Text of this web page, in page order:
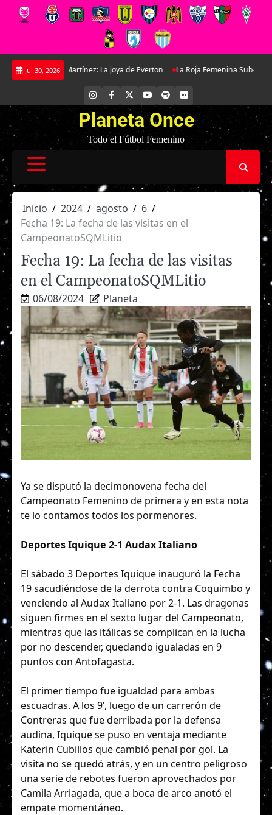
Saltar
Jul 30, 2026
La joya de Everton La Roja Femenina Sub-17 enfrentará a
INSTAGRAM
FACEBOOK YOUTUBE
SPOTIFYFLICKR
Planeta Once
Todo el Fútbol Femenino
Inicio 2024 agosto
6
Fecha 19: La fecha de las visitas en el
CampeonatoSQMLitio
Fecha 19: La fecha de las visitas
en el CampeonatoSQMLitio
06/08/2024 Planeta
Ya se disputó la decimonovena fecha del
Campeonato Femenino de primera y en esta nota
te lo contamos todos los pormenores.
Deportes Iquique 2-1 Audax Italiano
El sábado 3 Deportes Iquique inauguró la Fecha
19 sacudiéndose de la derrota contra Coquimbo y
venciendo al Audax Italiano por 2-1. Las dragonas
siguen firmes en el sexto lugar del Campeonato,
mientras que las itálicas se complican en la lucha
por no descender, quedando igualadas en 9
puntos con Antofagasta.
El primer tiempo fue igualdad para ambas
escuadras. A los 9’, luego de un carrerón de
Contreras que fue derribada por la defensa
audina, Iquique se puso en ventaja mediante
Katerin Cubillos que cambió penal por gol. La
visita no se quedó atrás, y en un centro peligroso
una serie de rebotes fueron aprovechados por
Camila Arriagada, que a boca de arco anotó el
empate momentáneo.